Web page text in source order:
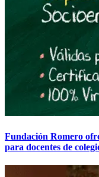
Fundación Romero
para docentes de